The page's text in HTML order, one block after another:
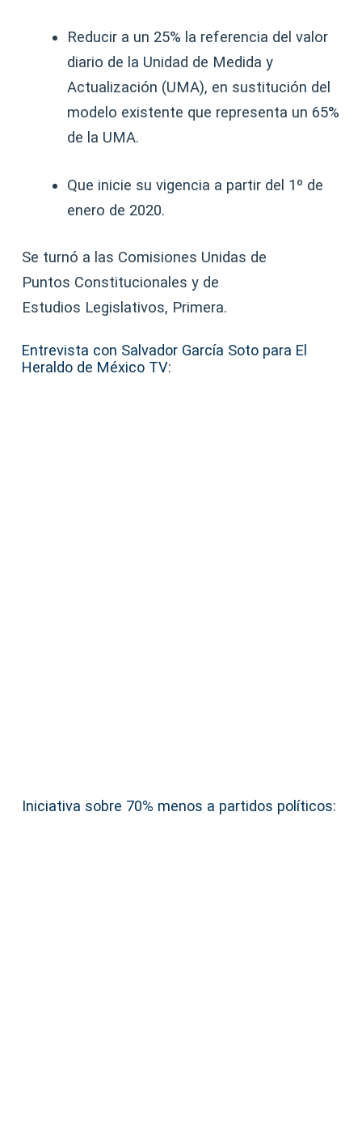
Reducir a un 25% la referencia del valor
diario de la Unidad de Medida y
Actualización (UMA), en sustitución del
modelo existente que representa un 65%
de la UMA.
Que inicie su vigencia a partir del 1º de
enero de 2020.
Se turnó a las Comisiones Unidas de
Puntos Constitucionales y de
Estudios Legislativos, Primera.
Entrevista con Salvador García Soto para El
Heraldo de México TV:
Iniciativa sobre 70% menos a partidos políticos: